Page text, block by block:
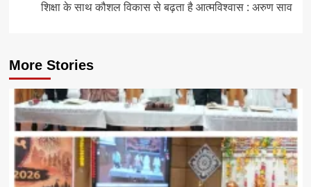
शिक्षा के साथ कौशल विकास से बढ़ता है आत्मविश्वास : अरुण साव
More Stories